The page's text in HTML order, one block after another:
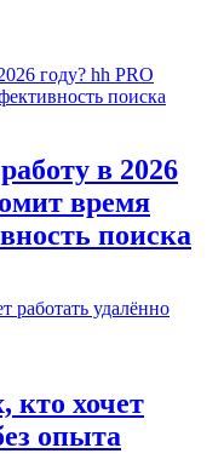
в 2026
время
поиска
кто хочет
опыта